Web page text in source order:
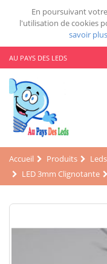
En poursuivant
l'utilisation de cookies
savoir
AU PAYS DES LEDS
Accueil Produits
LED 3mm Clignotante